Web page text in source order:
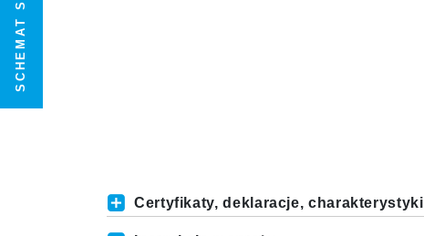
SCHEMAT SYSTEMU
Certyfikaty, deklaracje, charakterystyki